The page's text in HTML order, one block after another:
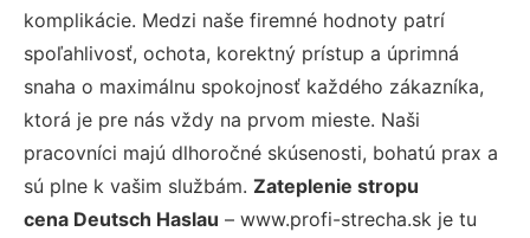
komplikácie. Medzi naše firemné hodnoty patrí
spoľahlivosť, ochota, korektný prístup a úprimná
snaha o maximálnu spokojnosť každého zákazníka,
ktorá je pre nás vždy na prvom mieste. Naši
pracovníci majú dlhoročné skúsenosti, bohatú prax a
sú plne k vašim službám. Zateplenie stropu
cena Deutsch Haslau – www.profi-strecha.sk je tu